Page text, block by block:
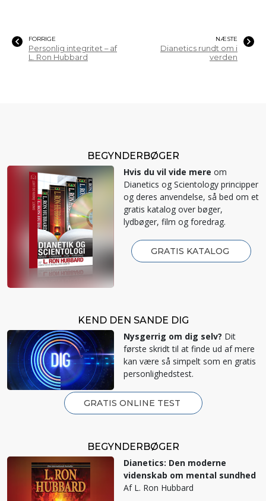
FORRIGE
Personlig integritet – af
L. Ron Hubbard
NÆSTE
Dianetics rundt om i
verden
BEGYNDERBØGER
Hvis du vil vide mere om
Dianetics og Scientology principper
og deres anvendelse, så bed om et
gratis katalog over bøger,
lydbøger, film og foredrag.
GRATIS KATALOG
KEND DEN SANDE DIG
Nysgerrig om dig selv? Dit
første skridt til at finde ud af mere
kan være så simpelt som en gratis
personlighedstest.
GRATIS ONLINE TEST
BEGYNDERBØGER
Dianetics: Den moderne
videnskab om mental sundhed
Af L. Ron Hubbard